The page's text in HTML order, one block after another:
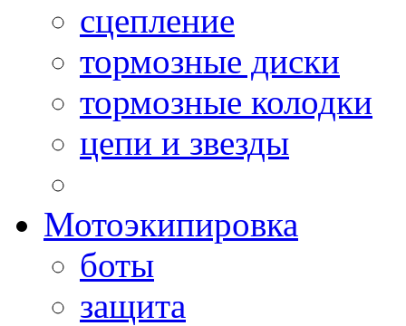
сцепление
тормозные диски
тормозные колодки
цепи и звезды
Мотоэкипировка
боты
защита